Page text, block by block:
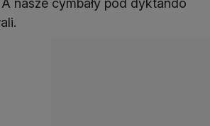
nasze cymbały pod dyktando